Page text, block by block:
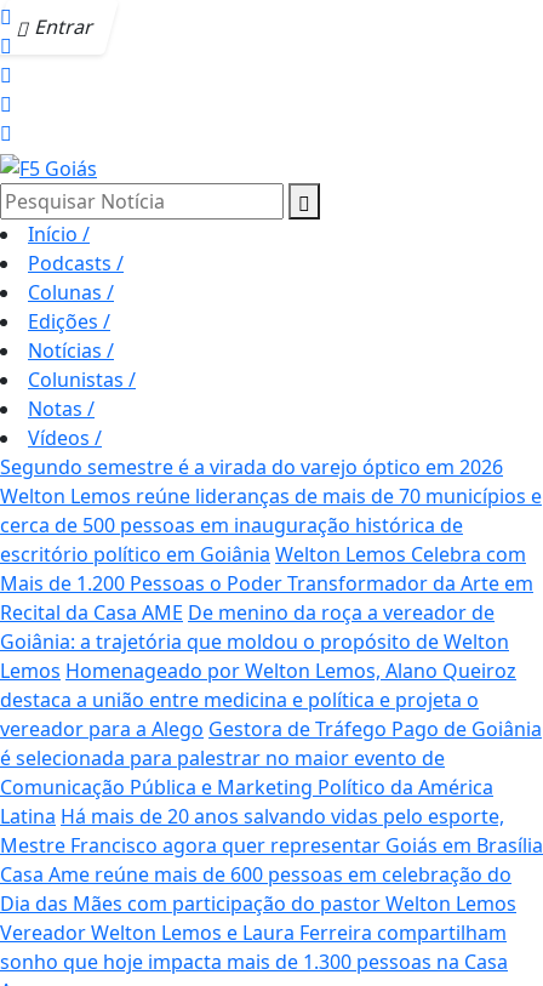
Entrar
Pesquisar Notícia
Início /
Podcasts /
Colunas /
Edições /
Notícias /
Colunistas /
Notas /
Vídeos /
Segundo semestre é a virada do varejo óptico em 2026
Welton Lemos reúne lideranças de mais de 70 municípios e
cerca de 500 pessoas em inauguração histórica de
escritório político em Goiânia Welton Lemos Celebra com
Mais de 1.200 Pessoas o Poder Transformador da Arte em
Recital da Casa AME De menino da roça a vereador de
Goiânia: a trajetória que moldou o propósito de Welton
Lemos Homenageado por Welton Lemos, Alano Queiroz
destaca a união entre medicina e política e projeta o
vereador para a Alego Gestora de Tráfego Pago de Goiânia
é selecionada para palestrar no maior evento de
Comunicação Pública e Marketing Político da América
Latina Há mais de 20 anos salvando vidas pelo esporte,
Mestre Francisco agora quer representar Goiás em Brasília
Casa Ame reúne mais de 600 pessoas em celebração do
Dia das Mães com participação do pastor Welton Lemos
Vereador Welton Lemos e Laura Ferreira compartilham
sonho que hoje impacta mais de 1.300 pessoas na Casa